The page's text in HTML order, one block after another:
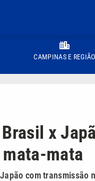
CAMPINAS E REGIÃO
x
mata
com transmissão